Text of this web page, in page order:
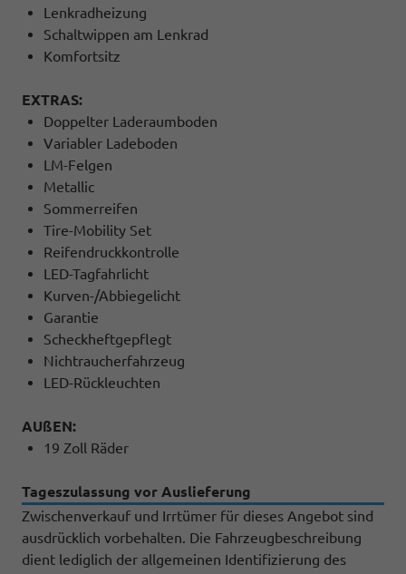
Lenkradheizung
Schaltwippen am Lenkrad
Komfortsitz
EXTRAS:
Doppelter Laderaumboden
Variabler Ladeboden
LM-Felgen
Metallic
Sommerreifen
Tire-Mobility Set
Reifendruckkontrolle
LED-Tagfahrlicht
Kurven-/Abbiegelicht
Garantie
Scheckheftgepflegt
Nichtraucherfahrzeug
LED-Rückleuchten
AUßEN:
19 Zoll Räder
Tageszulassung vor Auslieferung
Zwischenverkauf und Irrtümer für dieses Angebot sind
ausdrücklich vorbehalten. Die Fahrzeugbeschreibung
dient lediglich der allgemeinen Identifizierung des